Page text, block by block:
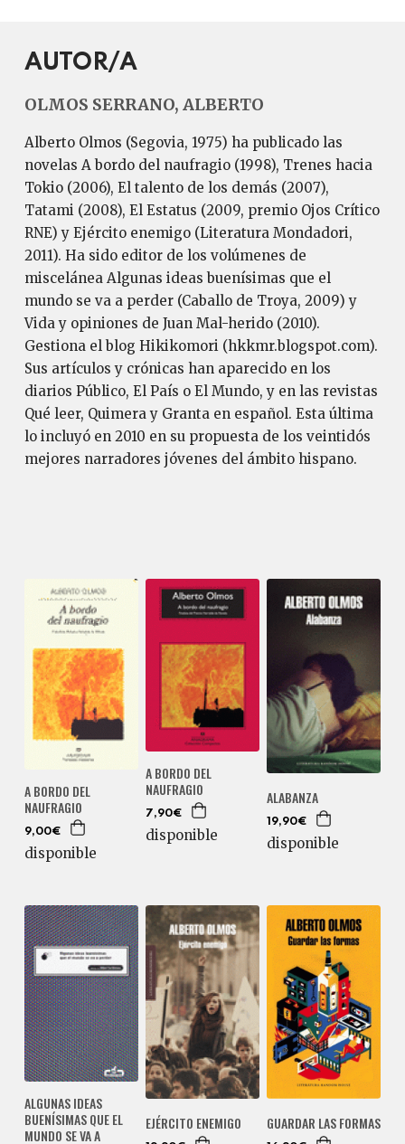
AUTOR/A
OLMOS SERRANO, ALBERTO
Alberto Olmos (Segovia, 1975) ha publicado las
novelas A bordo del naufragio (1998), Trenes hacia
Tokio (2006), El talento de los demás (2007),
Tatami (2008), El Estatus (2009, premio Ojos Crítico
RNE) y Ejército enemigo (Literatura Mondadori,
2011). Ha sido editor de los volúmenes de
miscelánea Algunas ideas buenísimas que el
mundo se va a perder (Caballo de Troya, 2009) y
Vida y opiniones de Juan Mal-herido (2010).
Gestiona el blog Hikikomori (hkkmr.blogspot.com).
Sus artículos y crónicas han aparecido en los
diarios Público, El País o El Mundo, y en las revistas
Qué leer, Quimera y Granta en español. Esta última
lo incluyó en 2010 en su propuesta de los veintidós
mejores narradores jóvenes del ámbito hispano.
A BORDO DEL
NAUFRAGIO
9,00€
disponible
A BORDO DEL
NAUFRAGIO
7,90€
disponible
ALABANZA
19,90€
disponible
ALGUNAS IDEAS
BUENÍSIMAS QUE EL
MUNDO SE VA A
EJÉRCITO ENEMIGO GUARDAR LAS FORMAS